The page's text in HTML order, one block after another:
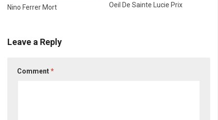
Nino Ferrer Mort Oeil De Sainte Lucie Prix
Leave a Reply
Comment*